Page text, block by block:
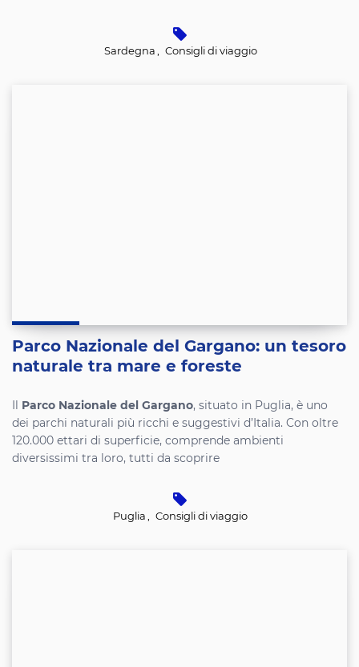
Sardegna , Consigli di viaggio
Parco Nazionale del Gargano: un tesoro
naturale tra mare e foreste
Parco Nazionale del Gargano, situato in Puglia, è uno
dei parchi naturali più ricchi e suggestivi d’Italia. Con oltre
120.000 ettari di superficie, comprende ambienti
diversissimi tra loro, tutti da scoprire
Puglia , Consigli di viaggio